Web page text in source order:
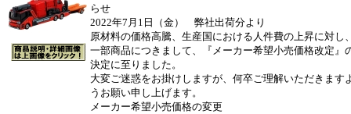
らせ
2022年7月1日（金） 弊社出荷分より
原材料の価格高騰、生産国における人件費の上昇に対し
一部商品につきまして、『メーカー希望小売価格改定』
決定に至りました。
大変ご迷惑をお掛けしますが、何卒ご理解いただきます
うお願い申し上げます。
メーカー希望小売価格の変更